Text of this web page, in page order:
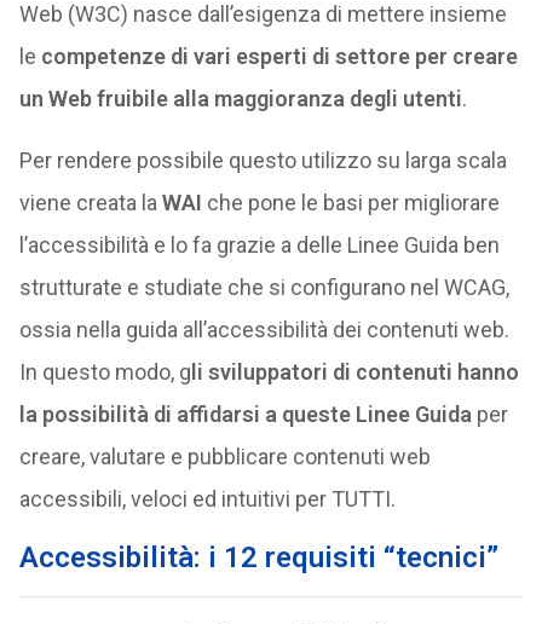
Web (W3C) nasce dall’esigenza di mettere insieme
le competenze di vari esperti di settore per creare
un Web fruibile alla maggioranza degli utenti.
Per rendere possibile questo utilizzo su larga scala
viene creata la WAI che pone le basi per migliorare
l’accessibilità e lo fa grazie a delle Linee Guida ben
strutturate e studiate che si configurano nel WCAG,
ossia nella guida all’accessibilità dei contenuti web.
In questo modo, g li sviluppatori di contenuti hanno
la possibilità di affidarsi a queste Linee Guida per
creare, valutare e pubblicare contenuti web
accessibili, veloci ed intuitivi per TUTTI.
Accessibilità: i 12 requisiti “tecnici”